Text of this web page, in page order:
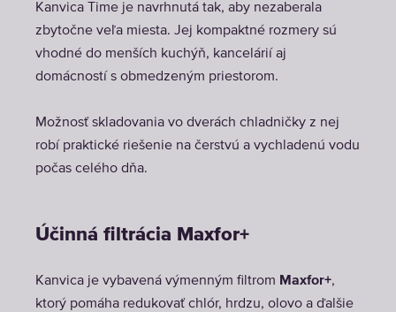
Kanvica Time je navrhnutá tak, aby nezaberala
zbytočne veľa miesta. Jej kompaktné rozmery sú
vhodné do menších kuchýň, kancelárií aj
domácností s obmedzeným priestorom.
Možnosť skladovania vo dverách chladničky z nej
robí praktické riešenie na čerstvú a vychladenú vodu
počas celého dňa.
Účinná filtrácia Maxfor+
Kanvica je vybavená výmenným filtrom Maxfor+,
ktorý pomáha redukovať chlór, hrdzu, olovo a ďalšie